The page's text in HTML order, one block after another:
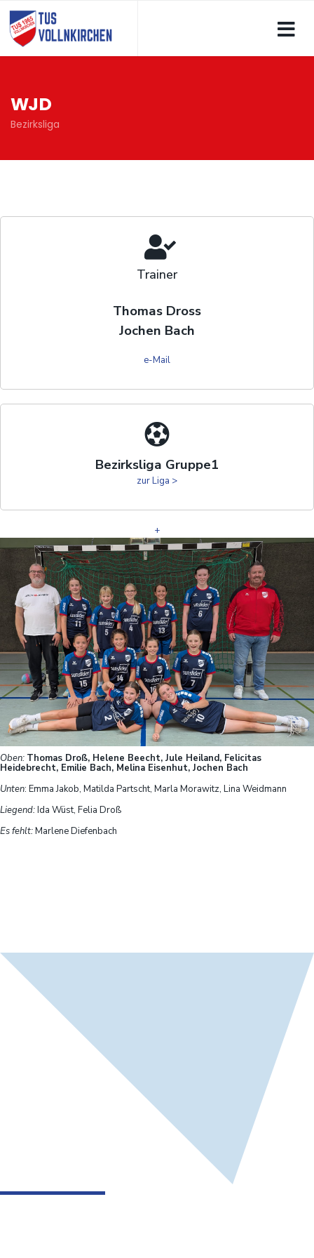
WJD
Bezirksliga
Trainer
Thomas Dross
Jochen Bach
e-Mail
Bezirksliga Gruppe1
zur Liga >
+
Oben: Thomas Droß, Helene Beecht, Jule Heiland, Felicitas
Heidebrecht, Emilie Bach, Melina Eisenhut, Jochen Bach
Unten: Emma Jakob, Matilda Partscht, Marla Morawitz, Lina Weidmann
Liegend:Ida Wüst, Felia Droß
Es fehlt:Marlene Diefenbach